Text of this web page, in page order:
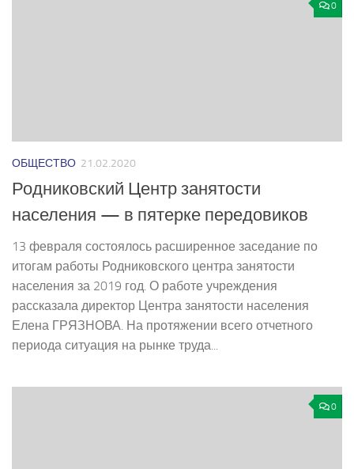
0
ОБЩЕСТВО 21.02.2020
Родниковский Центр занятости
населения — в пятерке передовиков
13 февраля состоялось расширенное заседание по
итогам работы Родниковского центра занятости
населения за 2019 год. О работе учреждения
рассказала директор Центра занятости населения
Елена ГРЯЗНОВА. На протяжении всего отчетного
периода ситуация на рынке труда...
0